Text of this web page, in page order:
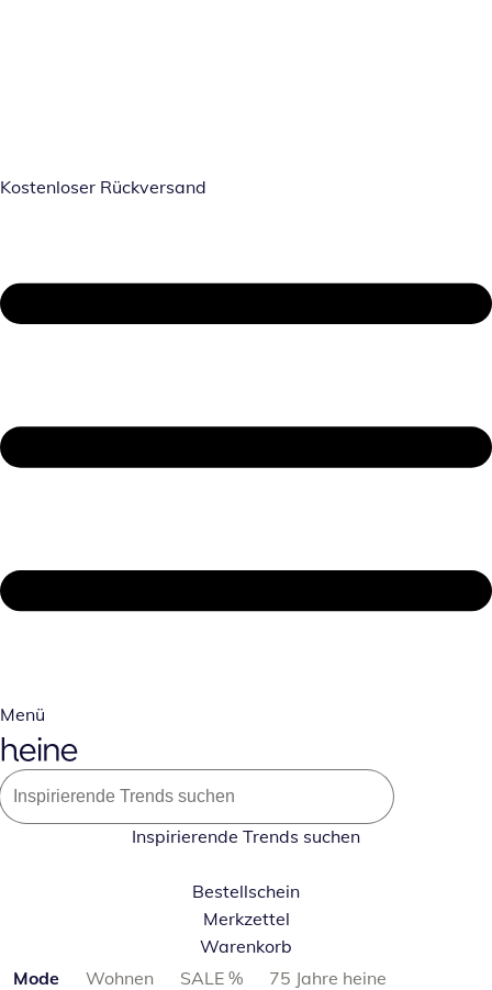
Kostenloser Rückversand
Menü
Inspirierende Trends suchen
Bestellschein
Merkzettel
Warenkorb
Produktkategorien überspringen
Mode Wohnen SALE %
75 Jahre heine